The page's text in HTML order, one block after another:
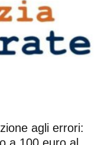
agli errori:
a 100 euro al